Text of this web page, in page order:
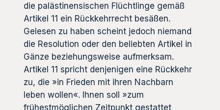
die palästinensischen Flüchtlinge gemäß
Artikel 11 ein Rückkehrrecht besäßen.
Gelesen zu haben scheint jedoch niemand
die Resolution oder den beliebten Artikel in
Gänze beziehungsweise aufmerksam.
Artikel 11 spricht denjenigen eine Rückkehr
zu, die »in Frieden mit ihren Nachbarn
leben wollen«. Ihnen soll »zum
frühestmöglichen Zeitpunkt gestattet